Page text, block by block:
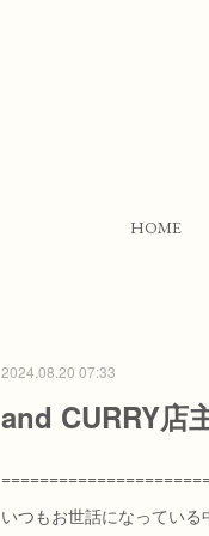
HOME
2024.08.20 07:33
and CURRY店
いつもお世話になっている